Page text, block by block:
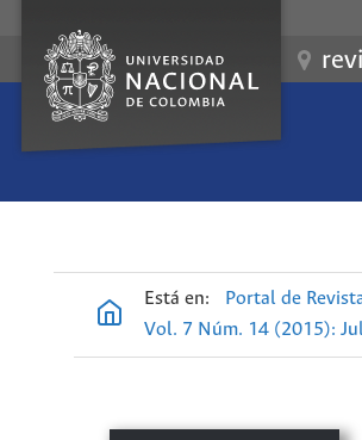
Está en: Portal de
Vol. 7 Núm. 14 (2015):